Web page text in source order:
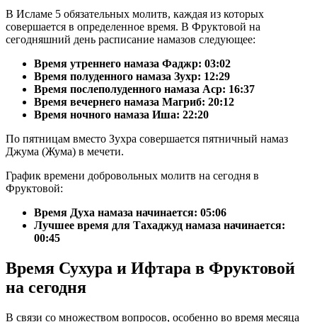
В Исламе 5 обязательных молитв, каждая из которых
совершается в определенное время. В Фруктовой на
сегодняшний день расписание намазов следующее:
Время утреннего намаза Фаджр: 03:02
Время полуденного намаза Зухр: 12:29
Время послеполуденного намаза Аср: 16:37
Время вечернего намаза Магриб: 20:12
Время ночного намаза Иша: 22:20
По пятницам вместо Зухра совершается пятничный намаз
Джума (Жума) в мечети.
График времени добровольных молитв на сегодня в
Фруктовой:
Время Духа намаза начинается: 05:06
Лучшее время для Тахаджуд намаза начинается:
00:45
Время Сухура и Ифтара в Фруктовой
на сегодня
В связи со множеством вопросов, особенно во время месяца